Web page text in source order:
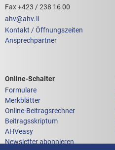
Fax +423 / 238 16 00
ahv@ahv. li
Kontakt / Öffnungszeiten
Ansprechpartner
Links zum
Online-Schalter
Formulare
Merkblätter
Online-Beitragsrechner
Beitragsskriptum
AHVeasy
Newsletter abonnieren